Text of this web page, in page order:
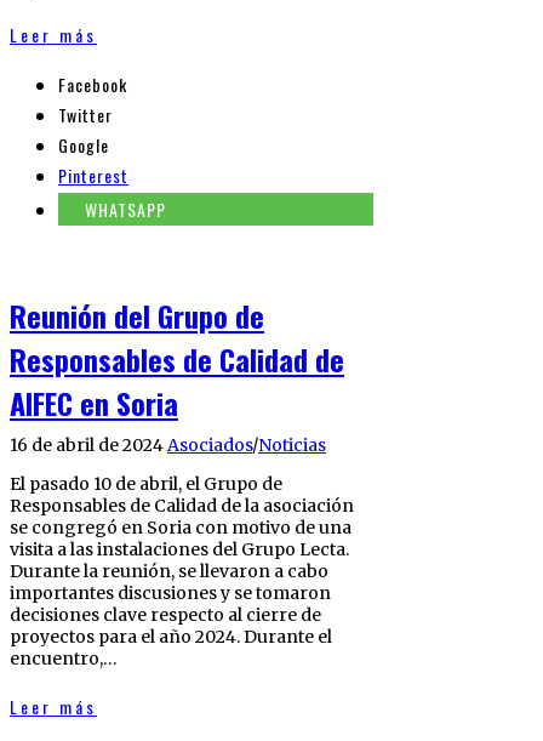
Leer más
Facebook
Twitter
Google
Pinterest
WHATSAPP
Reunión del Grupo de
Responsables de Calidad de
AIFEC en Soria
16 de abril de 2024Asociados/Noticias
El pasado 10 de abril, el Grupo de
Responsables de Calidad de la asociación
se congregó en Soria con motivo de una
visita a las instalaciones del Grupo Lecta.
Durante la reunión, se llevaron a cabo
importantes discusiones y se tomaron
decisiones clave respecto al cierre de
proyectos para el año 2024. Durante el
encuentro,…
Leer más